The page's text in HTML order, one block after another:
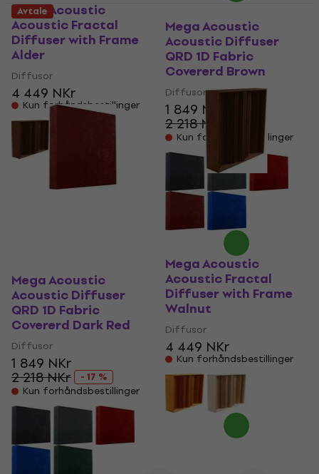
Mega Acoustic
Acoustic Fractal
Diffuser with Frame
Alder
Diffusor
4 449 NKr
Kun forhåndsbestillinger
Mega Acoustic
Acoustic Diffuser
QRD 1D Fabric
Covererd Brown
Diffusor
1 849 NKr
2 218 NKr
Kun forhåndsbestillinger
Avtale
Mega Acoustic
Acoustic Diffuser
QRD 1D Fabric
Covererd Dark Red
Diffusor
1 849 NKr
2 218 NKr
- 17 %
Kun forhåndsbestillinger
Mega Acoustic
Acoustic Fractal
Diffuser with Frame
Walnut
Diffusor
4 449 NKr
Kun forhåndsbestillinger